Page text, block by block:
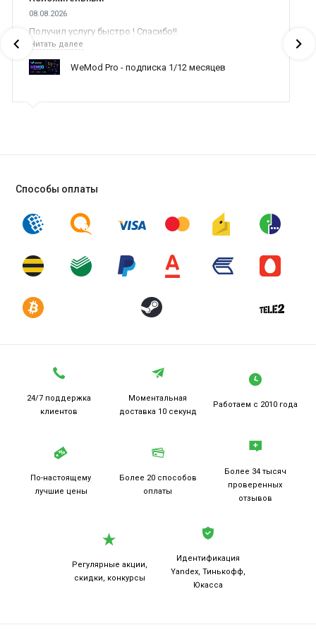
Особенности пользования товаром и подробная инструкция со
всеми возможными ответами на вопросы находятся во вкладке
"Активация"
.
08.08.2026
Получил услугу быстро ! Спасибо!!
Читать далее
WeMod Pro - подписка 1/12 месяцев
Способы оплаты
24/7 поддержка
клиентов
Моментальная
доставка 10 секунд
Работаем с 2010 года
По-настоящему
лучшие цены
Более 20 способов
оплаты
Более 34 тысяч
проверенных
отзывов
Регулярные акции,
скидки, конкурсы
Идентификация
Yandex, Тинькофф,
Юкасса